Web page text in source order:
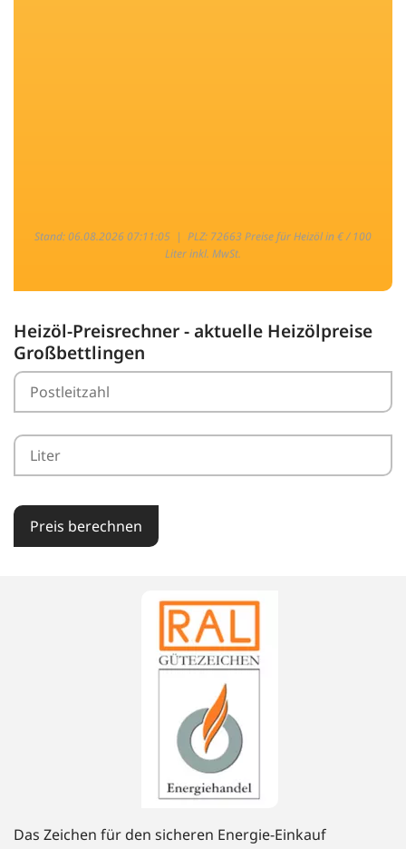
Stand: 06.08.2026 07:11:05 | PLZ: 72663 Preise für Heizöl in € / 100
Liter inkl. MwSt.
Heizöl-Preisrechner - aktuelle Heizölpreise
Großbettlingen
Preis berechnen
Das Zeichen für den sicheren Energie-Einkauf